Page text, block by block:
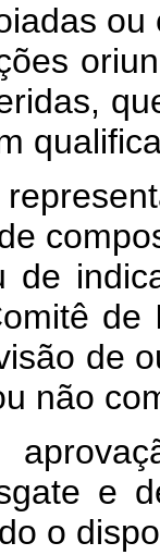
de
de
não
e
o